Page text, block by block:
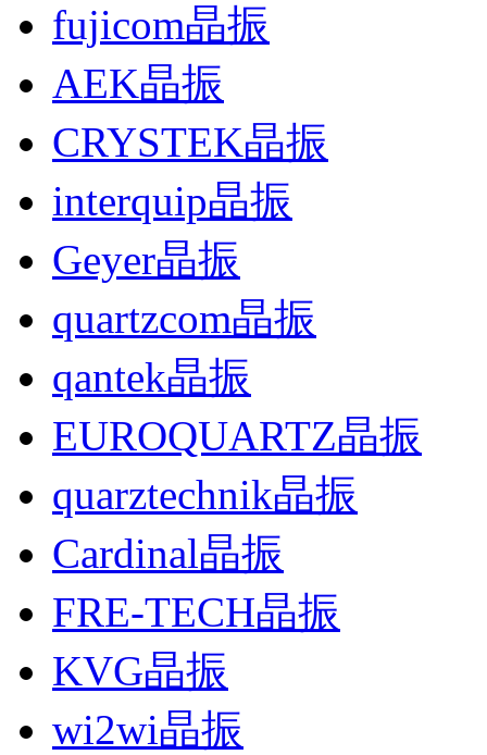
fujicom晶振
AEK晶振
CRYSTEK晶振
interquip晶振
Geyer晶振
quartzcom晶振
qantek晶振
EUROQUARTZ晶振
quarztechnik晶振
Cardinal晶振
FRE-TECH晶振
KVG晶振
wi2wi晶振